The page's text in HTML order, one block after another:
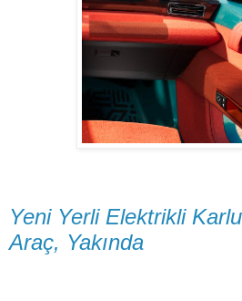
Yeni Yerli Elektrikli
Araç, Yakında